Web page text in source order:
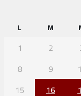
L M
1 2
8
9
15
16